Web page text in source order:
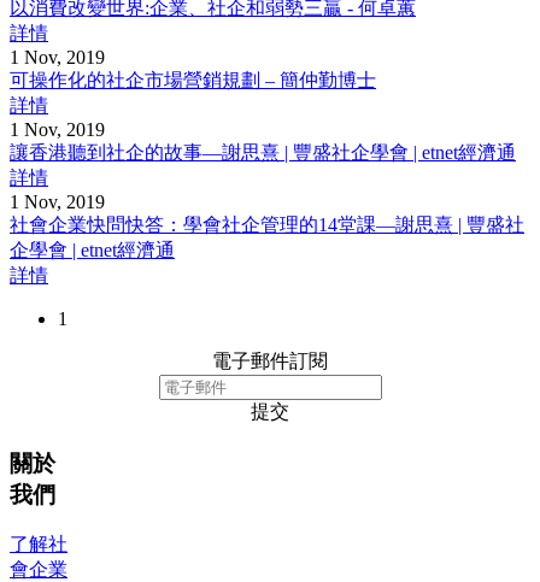
以消費改變世界:企業、社企和弱勢三贏 - 何卓蕙
詳情
1 Nov, 2019
可操作化的社企市場營銷規劃 – 簡仲勤博士
詳情
1 Nov, 2019
讓香港聽到社企的故事—謝思熹 | 豐盛社企學會 | etnet經濟通
詳情
1 Nov, 2019
社會企業快問快答：學會社企管理的14堂課—謝思熹 | 豐盛社
企學會 | etnet經濟通
詳情
1
電子郵件訂閱
提交
關於
我們
了解社
會企業